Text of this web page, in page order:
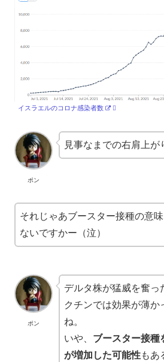
イスラエルのコロナ感染者数
ポン
見事なまでの右肩上が
それじゃあブースター接種の意
ないですかー（泣）
ポン
デルタ株が猛威を奮っ
クチンでは効果が薄か
ね。
いや、 ブースター接種
が増加した可能性もあ